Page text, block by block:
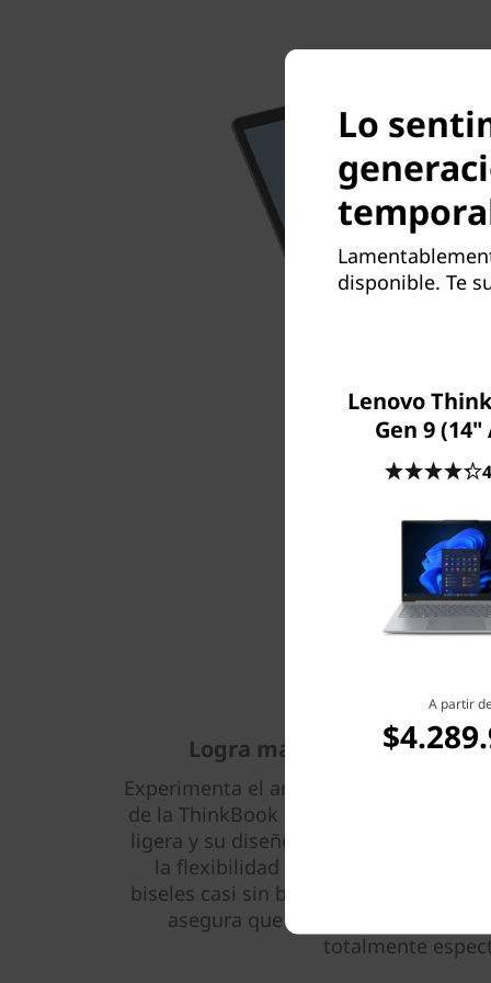
Logra más en cada
Experimenta el arte de la movilidad
de la ThinkBook 16 de 8.ª
ligera y su diseño modular aportan
la flexibilidad para trabajar en
biseles casi sin bordes maximizan el
asegura que cada presentación o
totalmente
Lo
disponible. Te
Lenovo
Gen 9 (14"
A partir